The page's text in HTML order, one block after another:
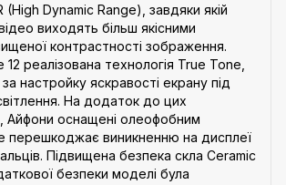
(High Dynamic Range), завдяки якій
виходять більш якісними
контрастності зображення.
реалізована технологія True Tone,
настройку яскравості екрану під
На додаток до цих
Айфони оснащені олеофобним
перешкоджає виникненню на дисплеї
Підвищена безпека скла Ceramic
безпеки моделі була